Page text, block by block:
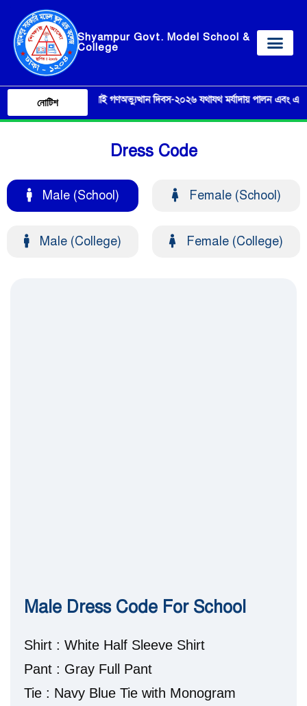
Shyampur Govt. Model School &
College
নোটিশ
০৫ আগষ্ট ‘জুলাই গণঅভ্যুত্থান দিবস-২০২৬ যথাযথ মর্যাদায় পালন এবং এ লক্ষ্যে
Dress Code
Male (School) Female (School)
Male (College) Female (College)
Male Dress Code For School
Shirt : White Half Sleeve Shirt
Pant : Gray Full Pant
Tie : Navy Blue Tie with Monogram